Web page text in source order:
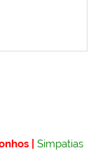
Simpatias